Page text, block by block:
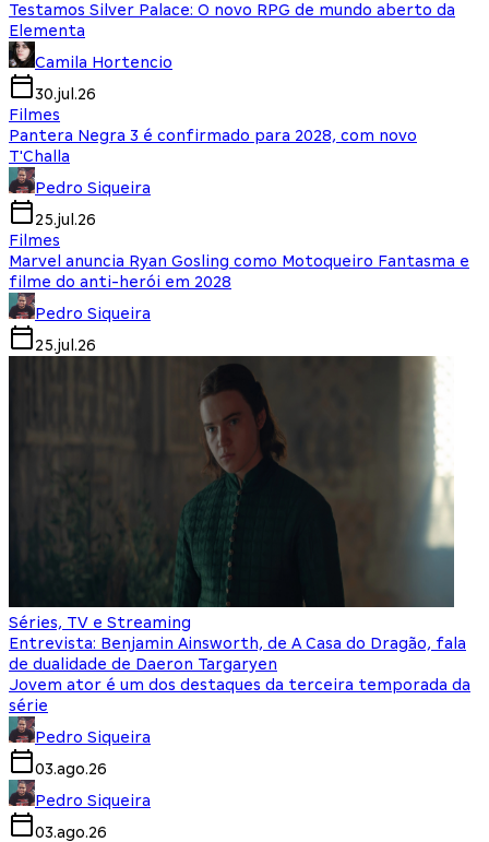
Testamos Silver Palace: O novo RPG de mundo aberto da
Elementa
Camila Hortencio
30.jul.26
Filmes
Pantera Negra 3 é confirmado para 2028, com novo
T'Challa
Pedro Siqueira
25.jul.26
Filmes
Marvel anuncia Ryan Gosling como Motoqueiro Fantasma e
filme do anti-herói em 2028
Pedro Siqueira
25.jul.26
Séries, TV e Streaming
Entrevista: Benjamin Ainsworth, de A Casa do Dragão, fala
de dualidade de Daeron Targaryen
Jovem ator é um dos destaques da terceira temporada da
série
Pedro Siqueira
03.ago.26
Pedro Siqueira
03.ago.26